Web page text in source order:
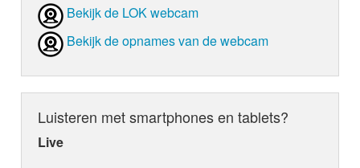
Bekijk de LOK webcam
Bekijk de opnames van de webcam
Luisteren met smartphones en tablets?
Live